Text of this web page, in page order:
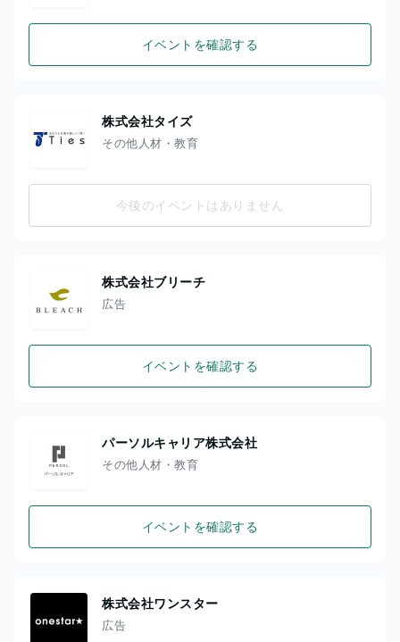
イベントを確認する
株式会社タイズ
その他人材・教育
今後のイベントはありません
株式会社ブリーチ
広告
イベントを確認する
パーソルキャリア株式会社
その他人材・教育
イベントを確認する
株式会社ワンスター
広告